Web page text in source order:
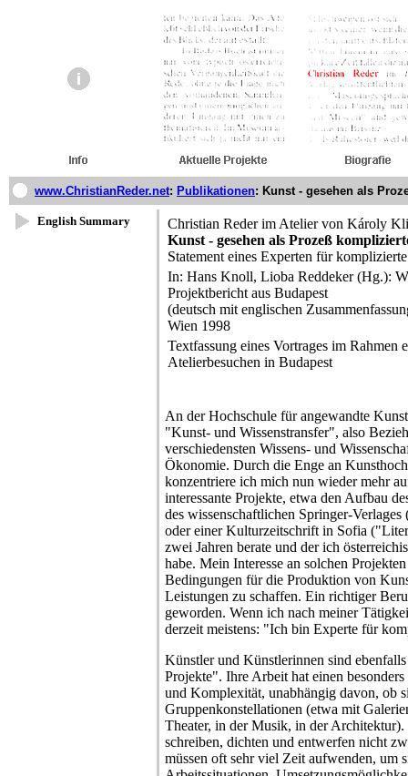
www.ChristianReder.net: Publikationen: Kunst - gesehen als
English Summary
Christian Reder im Atelier von Károly
Kunst - gesehen als Prozeß
Statement eines Experten für
In: Hans Knoll, Lioba Reddeker (Hg.):
Projektbericht aus Budapest
(deutsch mit englischen
Wien 1998
Textfassung eines Vortrages im Rahmen
Atelierbesuchen in Budapest
An der Hochschule für angewandte
"Kunst- und Wissenstransfer", also
verschiedensten Wissens- und
Ökonomie. Durch die Enge an
konzentriere ich mich nun wieder mehr
interessante Projekte, etwa den Aufbau
des wissenschaftlichen Springer-
oder einer Kulturzeitschrift in Sofia
zwei Jahren berate und der ich
habe. Mein Interesse an solchen
Bedingungen für die Produktion von
Leistungen zu schaffen. Ein richtiger
geworden. Wenn ich nach meiner
derzeit meistens: "Ich bin Experte für
Künstler und Künstlerinnen sind
Projekte". Ihre Arbeit hat einen
und Komplexität, unabhängig davon, ob
Gruppenkonstellationen (etwa mit
Theater, in der Musik, in der
schreiben, dichten und entwerfen nicht
müssen oft sehr viel Zeit aufwenden, um